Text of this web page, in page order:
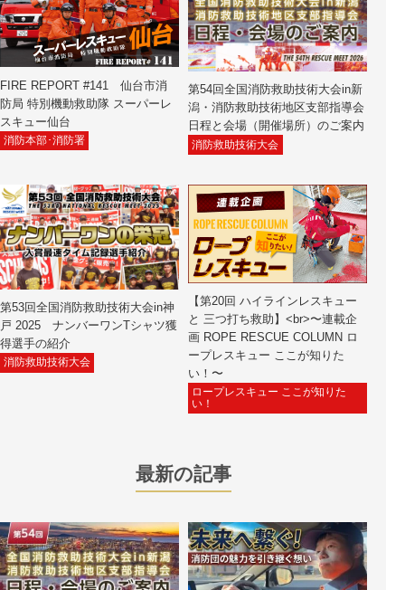
FIRE REPORT #141 仙台市消
防局 特別機動救助隊 スーパーレ
スキュー仙台
消防本部･消防署
第54回全国消防救助技術大会in新
潟・消防救助技術地区支部指導会
日程と会場（開催場所）のご案内
消防救助技術大会
第53回全国消防救助技術大会in神
戸 2025 ナンバーワンTシャツ獲
得選手の紹介
消防救助技術大会
【第20回 ハイラインレスキュー
と 三つ打ち救助】<br>〜連載企
画 ROPE RESCUE COLUMN ロ
ープレスキュー ここが知りた
い！〜
ロープレスキュー ここが知りた
い！
最新の記事